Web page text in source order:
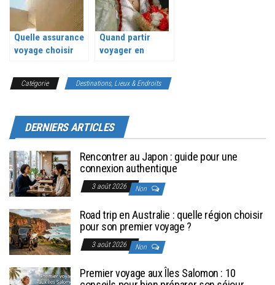
Quelle assurance
voyage choisir
monde ?
Quand partir
voyager en
Catégorie Destinations, Lieux & Endroits
DERNIERS ARTICLES
Rencontrer au Japon : guide pour une
connexion authentique
3 août 2026 Non
Road trip en Australie : quelle région choisir
pour son premier voyage ?
3 août 2026 Non
Premier voyage aux Îles Salomon : 10